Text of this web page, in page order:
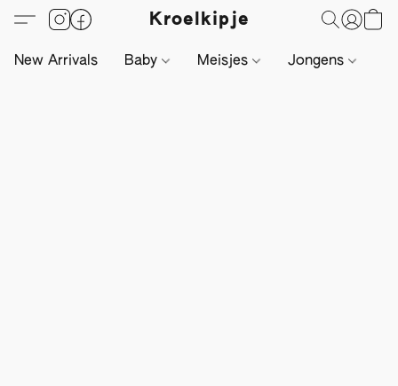
Kroelkipje
New Arrivals Baby Meisjes Jongens